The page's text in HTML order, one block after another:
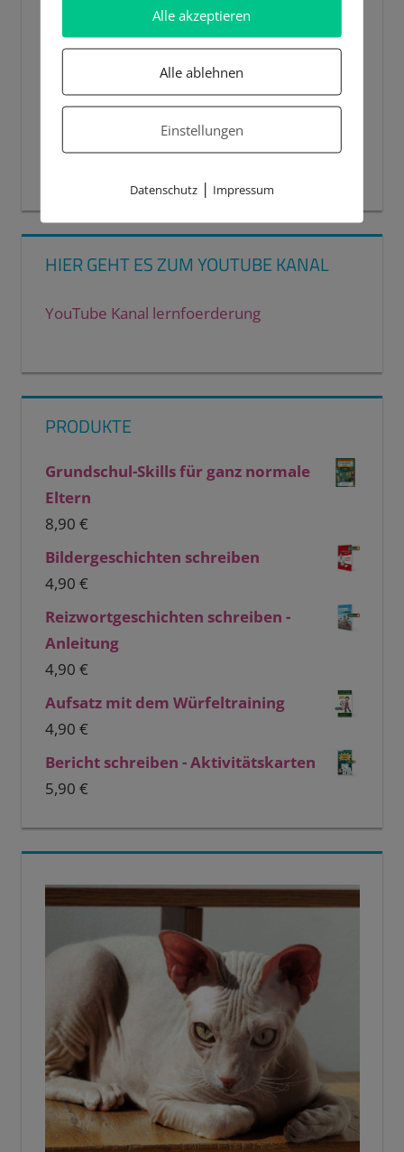
HIER GEHT ES ZUM YOUTUBE KANAL
YouTube Kanal lernfoerderung
PRODUKTE
Grundschul-Skills für ganz normale
Eltern
8,90 €
Bildergeschichten schreiben
4,90 €
Reizwortgeschichten schreiben -
Anleitung
4,90 €
Aufsatz mit dem Würfeltraining
4,90 €
Bericht schreiben - Aktivitätskarten
5,90 €
Alle akzeptieren
Alle ablehnen
Einstellungen
Datenschutz| Impressum